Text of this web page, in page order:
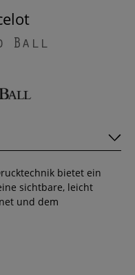
Ball
bietet ein
sichtbare, leicht
und dem